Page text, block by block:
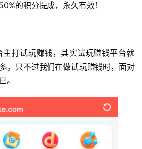
的积分提成，永久有效！
。只不过我们在做试玩赚钱时，面对
。